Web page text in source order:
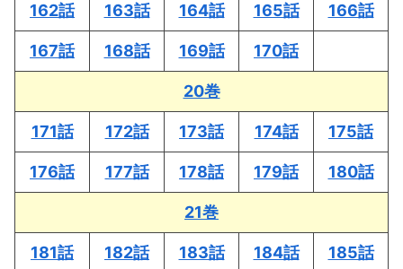
162話 163話 164話 165話 166話
167話 168話 169話 170話
20巻
171話 172話 173話 174話 175話
176話 177話 178話 179話 180話
21巻
181話 182話 183話 184話 185話